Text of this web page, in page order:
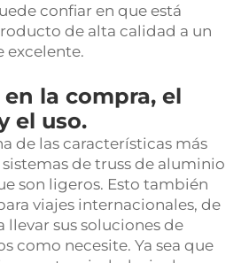
confiar en que está
de alta calidad a un
excelente.
la compra, el
el uso.
de las características más
de truss de aluminio
son ligeros. Esto también
viajes internacionales, de
sus soluciones de
como necesite. Ya sea que